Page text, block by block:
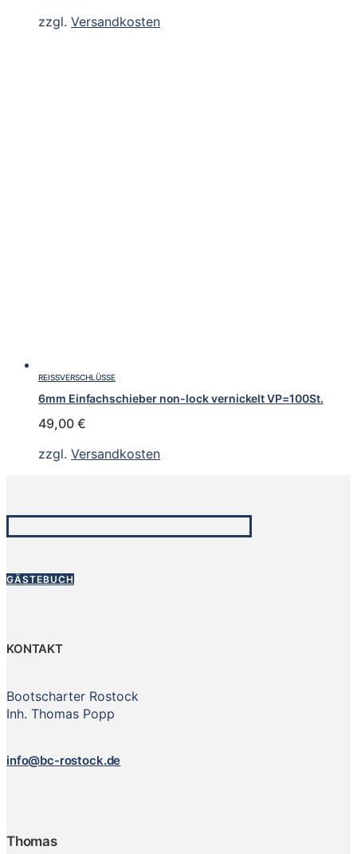
zzgl. Versandkosten
REISSVERSCHLÜSSE
6mm Einfachschieber non-lock vernickelt VP=100St.
49,00 €
zzgl. Versandkosten
GÄSTEBUCH
KONTAKT
Bootscharter Rostock
Inh. Thomas Popp
info@bc-rostock.de
Thomas